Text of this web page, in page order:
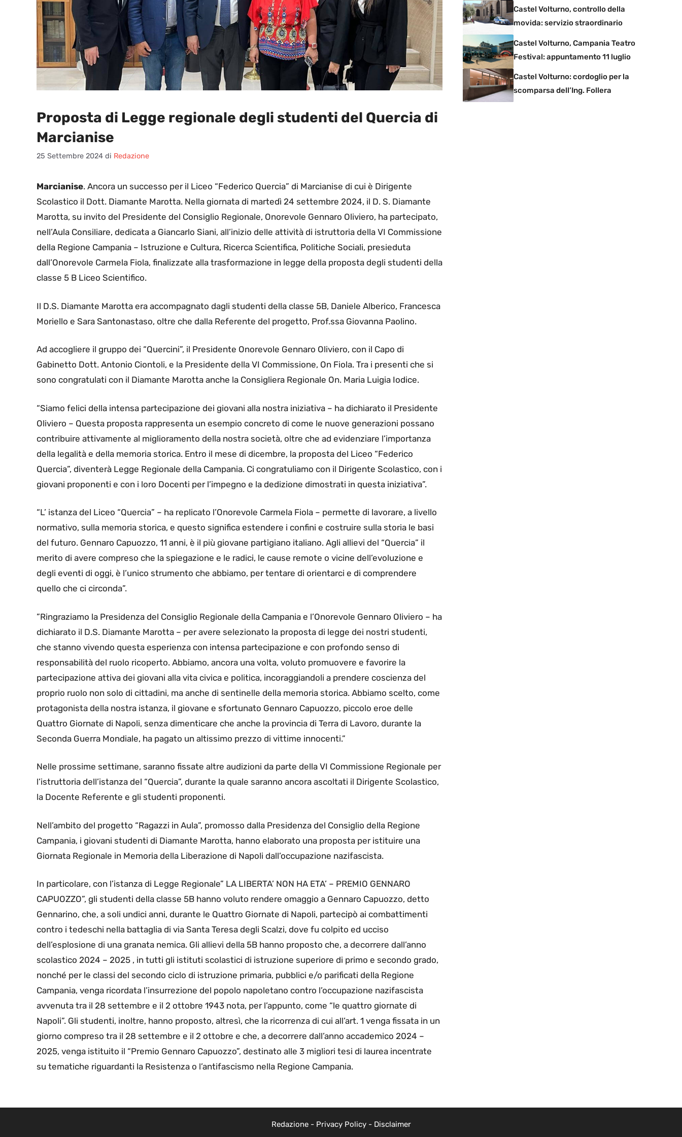
Proposta di Legge regionale degli studenti del Quercia di
Marcianise
25 Settembre 2024 di Redazione
Marcianise. Ancora un successo per il Liceo “Federico Quercia” di Marcianise di cui è Dirigente
Scolastico il Dott. Diamante Marotta. Nella giornata di martedì 24 settembre 2024, il D. S. Diamante
Marotta, su invito del Presidente del Consiglio Regionale, Onorevole Gennaro Oliviero, ha partecipato,
nell’Aula Consiliare, dedicata a Giancarlo Siani, all’inizio delle attività di istruttoria della VI Commissione
della Regione Campania – Istruzione e Cultura, Ricerca Scientifica, Politiche Sociali, presieduta
dall’Onorevole Carmela Fiola, finalizzate alla trasformazione in legge della proposta degli studenti della
classe 5 B Liceo Scientifico.
Il D.S. Diamante Marotta era accompagnato dagli studenti della classe 5B, Daniele Alberico, Francesca
Moriello e Sara Santonastaso, oltre che dalla Referente del progetto, Prof.ssa Giovanna Paolino.
Ad accogliere il gruppo dei “Quercini”, il Presidente Onorevole Gennaro Oliviero, con il Capo di
Gabinetto Dott. Antonio Ciontoli, e la Presidente della VI Commissione, On Fiola. Tra i presenti che si
sono congratulati con il Diamante Marotta anche la Consigliera Regionale On. Maria Luigia Iodice.
“Siamo felici della intensa partecipazione dei giovani alla nostra iniziativa – ha dichiarato il Presidente
Oliviero – Questa proposta rappresenta un esempio concreto di come le nuove generazioni possano
contribuire attivamente al miglioramento della nostra società, oltre che ad evidenziare l’importanza
della legalità e della memoria storica. Entro il mese di dicembre, la proposta del Liceo “Federico
Quercia”, diventerà Legge Regionale della Campania. Ci congratuliamo con il Dirigente Scolastico, con i
giovani proponenti e con i loro Docenti per l’impegno e la dedizione dimostrati in questa iniziativa”.
“L’ istanza del Liceo “Quercia” – ha replicato l’Onorevole Carmela Fiola – permette di lavorare, a livello
normativo, sulla memoria storica, e questo significa estendere i confini e costruire sulla storia le basi
del futuro. Gennaro Capuozzo, 11 anni, è il più giovane partigiano italiano. Agli allievi del “Quercia” il
merito di avere compreso che la spiegazione e le radici, le cause remote o vicine dell’evoluzione e
degli eventi di oggi, è l’unico strumento che abbiamo, per tentare di orientarci e di comprendere
quello che ci circonda”.
”Ringraziamo la Presidenza del Consiglio Regionale della Campania e l’Onorevole Gennaro Oliviero – ha
dichiarato il D.S. Diamante Marotta – per avere selezionato la proposta di legge dei nostri studenti,
che stanno vivendo questa esperienza con intensa partecipazione e con profondo senso di
responsabilità del ruolo ricoperto. Abbiamo, ancora una volta, voluto promuovere e favorire la
partecipazione attiva dei giovani alla vita civica e politica, incoraggiandoli a prendere coscienza del
proprio ruolo non solo di cittadini, ma anche di sentinelle della memoria storica. Abbiamo scelto, come
protagonista della nostra istanza, il giovane e sfortunato Gennaro Capuozzo, piccolo eroe delle
Quattro Giornate di Napoli, senza dimenticare che anche la provincia di Terra di Lavoro, durante la
Seconda Guerra Mondiale, ha pagato un altissimo prezzo di vittime innocenti.”
Nelle prossime settimane, saranno fissate altre audizioni da parte della VI Commissione Regionale per
l’istruttoria dell’istanza del “Quercia”, durante la quale saranno ancora ascoltati il Dirigente Scolastico,
la Docente Referente e gli studenti proponenti.
Nell’ambito del progetto “Ragazzi in Aula”, promosso dalla Presidenza del Consiglio della Regione
Campania, i giovani studenti di Diamante Marotta, hanno elaborato una proposta per istituire una
Giornata Regionale in Memoria della Liberazione di Napoli dall’occupazione nazifascista.
In particolare, con l’istanza di Legge Regionale” LA LIBERTA’ NON HA ETA’ – PREMIO GENNARO
CAPUOZZO”, gli studenti della classe 5B hanno voluto rendere omaggio a Gennaro Capuozzo, detto
Gennarino, che, a soli undici anni, durante le Quattro Giornate di Napoli, partecipò ai combattimenti
contro i tedeschi nella battaglia di via Santa Teresa degli Scalzi, dove fu colpito ed ucciso
dell’esplosione di una granata nemica. Gli allievi della 5B hanno proposto che, a decorrere dall’anno
scolastico 2024 – 2025 , in tutti gli istituti scolastici di istruzione superiore di primo e secondo grado,
nonché per le classi del secondo ciclo di istruzione primaria, pubblici e/o parificati della Regione
Campania, venga ricordata l’insurrezione del popolo napoletano contro l’occupazione nazifascista
avvenuta tra il 28 settembre e il 2 ottobre 1943 nota, per l’appunto, come “le quattro giornate di
Napoli”. Gli studenti, inoltre, hanno proposto, altresì, che la ricorrenza di cui all’art. 1 venga fissata in un
giorno compreso tra il 28 settembre e il 2 ottobre e che, a decorrere dall’anno accademico 2024 –
2025, venga istituito il “Premio Gennaro Capuozzo”, destinato alle 3 migliori tesi di laurea incentrate
su tematiche riguardanti la Resistenza o l’antifascismo nella Regione Campania.
Castel Volturno, controllo della
movida: servizio straordinario
Castel Volturno, Campania Teatro
Festival: appuntamento 11 luglio
Castel Volturno: cordoglio per la
scomparsa dell’Ing. Follera
Redazione- Privacy Policy- Disclaimer